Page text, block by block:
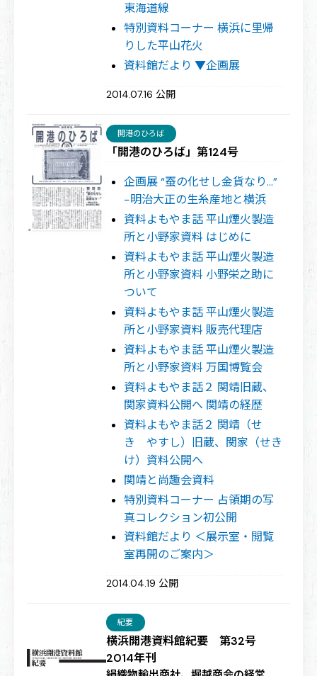
東海道線
特別資料コーナー 横浜に里帰
りした平山花火
資料館だより ▼企画展
2014.07.16 公開
「開港のひろば」第124号
開港のひろば
企画展 “蚕の化せし金貨なり…”
−明治大正の生糸産地と横浜
資料よもやま話 平山煙火製造
所と小野家資料 はじめに
資料よもやま話 平山煙火製造
所と小野家資料 小野栄之助に
ついて
資料よもやま話 平山煙火製造
所と小野家資料 販売代理店
資料よもやま話 平山煙火製造
所と小野家資料 万国博覧会
資料よもやま話２ 関靖旧蔵、
関家資料公開へ 関靖の経歴
資料よもやま話２ 関靖（せ
き やすし）旧蔵、関家（せき
け）資料公開へ
関靖と尚趣会資料
特別資料コーナー 占領期の写
真コレクション初公開
資料館だより ＜展示室・閲覧
室再開のご案内＞
2014.04.19 公開
横浜開港資料館紀要 第32号
2014年刊
紀要